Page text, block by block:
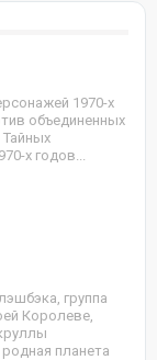
1970-х
объединенных
Тайных
х годов...
группа
Королеве,
планета